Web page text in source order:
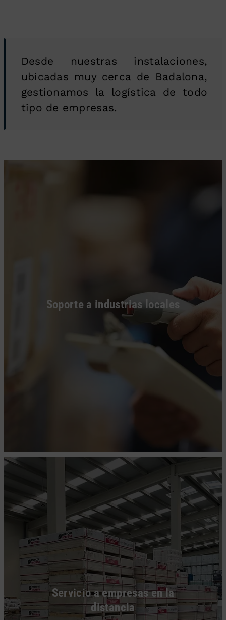
Desde nuestras instalaciones,
ubicadas muy cerca de Badalona,
gestionamos la logística de todo
tipo de empresas.
Soporte a industrias locales
Servicio a empresas en la
distancia